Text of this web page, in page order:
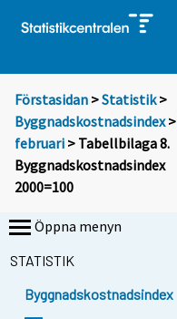
Förstasidan >Statistik >
Byggnadskostnadsindex>
februari > Tabellbilaga 8.
Byggnadskostnadsindex
2000=100
Öppna menyn
STATISTIK
Byggnadskostnadsindex